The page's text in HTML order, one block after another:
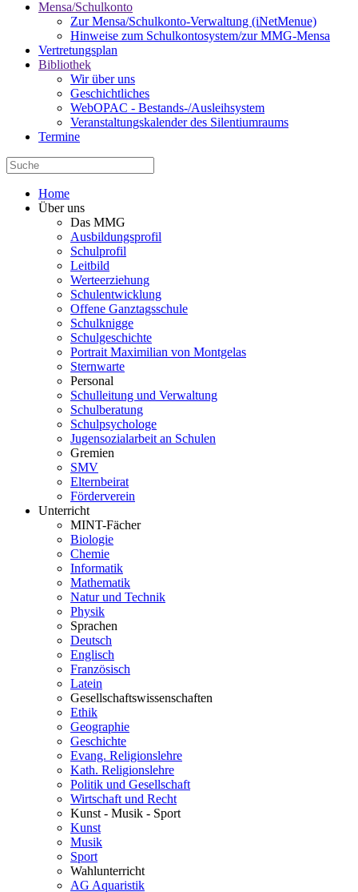
Mensa/Schulkonto
Zur Mensa/Schulkonto-Verwaltung (iNetMenue)
Hinweise zum Schulkontosystem/zur MMG-Mensa
Vertretungsplan
Bibliothek
Wir über uns
Geschichtliches
WebOPAC - Bestands-/Ausleihsystem
Veranstaltungskalender des Silentiumraums
Termine
Home
Über uns
Das MMG
Ausbildungsprofil
Schulprofil
Leitbild
Werteerziehung
Schulentwicklung
Offene Ganztagsschule
Schulknigge
Schulgeschichte
Portrait Maximilian von Montgelas
Sternwarte
Personal
Schulleitung und Verwaltung
Schulberatung
Schulpsychologe
Jugensozialarbeit an Schulen
Gremien
SMV
Elternbeirat
Förderverein
Unterricht
MINT-Fächer
Biologie
Chemie
Informatik
Mathematik
Natur und Technik
Physik
Sprachen
Deutsch
Englisch
Französisch
Latein
Gesellschaftswissenschaften
Ethik
Geographie
Geschichte
Evang. Religionslehre
Kath. Religionslehre
Politik und Gesellschaft
Wirtschaft und Recht
Kunst - Musik - Sport
Kunst
Musik
Sport
Wahlunterricht
AG Aquaristik